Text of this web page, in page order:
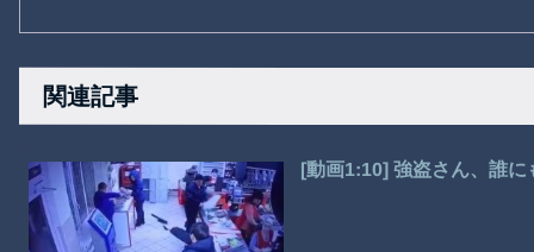
関連記事
[動画1:10] 強盗さん、誰